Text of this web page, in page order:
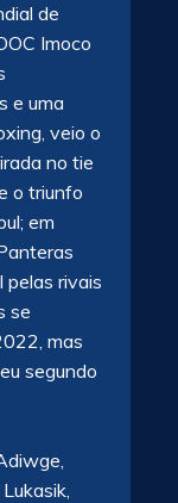
de
Imoco
e uma
veio o
no tie
o triunfo
em
pelas rivais
se
mas
segundo